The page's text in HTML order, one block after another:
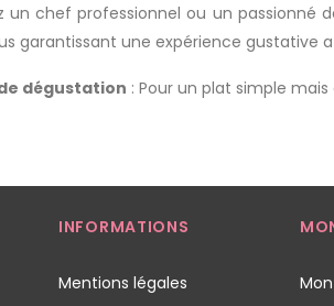
un chef professionnel ou un passionné
garantissant une expérience gustative
dégustation : Pour un plat simple
INFORMATIONS
Mentions légales